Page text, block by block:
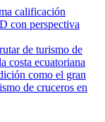
calificación
con perspectiva
de turismo de
costa ecuatoriana
como el gran
de cruceros en